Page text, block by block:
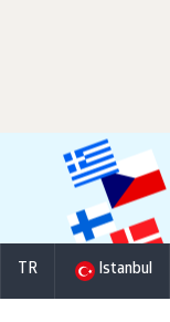
TR Istanbul